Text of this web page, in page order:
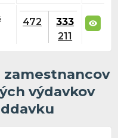
472
333
211
výdavkov